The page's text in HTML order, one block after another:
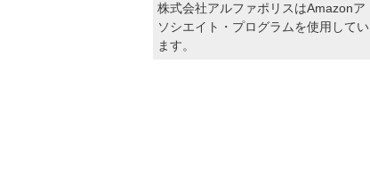
株式会社アルファポリスはAmazonア
ソシエイト・プログラムを使用してい
ます。